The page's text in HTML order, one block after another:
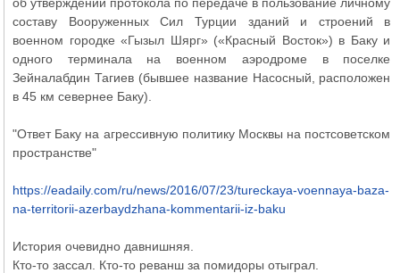
составу Вооруженных Сил Турции зданий и строений в
военном городке «Гызыл Шярг» («Красный Восток») в Баку и
одного терминала на военном аэродроме в поселке
Зейналабдин Тагиев (бывшее название Насосный, расположен
в 45 км севернее Баку).
"Ответ Баку на агрессивную политику Москвы на постсоветском
пространстве"
https://eadaily.com/ru/news/2016/07/23/tureckaya-voennaya-baza-
na-territorii-azerbaydzhana-kommentarii-iz-baku
История очевидно давнишняя.
Кто-то зассал. Кто-то реванш за помидоры отыграл.